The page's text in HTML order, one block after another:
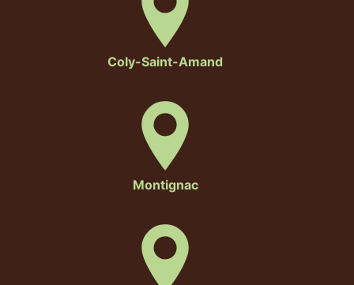
Coly-Saint-Amand
Montignac